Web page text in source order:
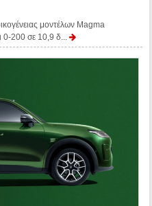
μοντέλων Magma
0-200 σε 10,9 δ...